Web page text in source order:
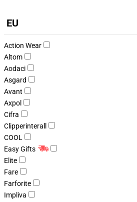
EU
Action Wear
Altom
Aodaci
Asgard
Avant
Axpol
Cifra
Clipperinterall
COOL
Easy Gifts
Elite
Fare
Farforite
Impliva